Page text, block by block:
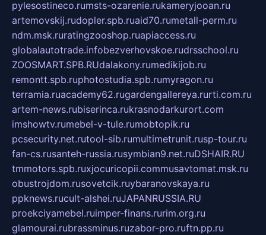
pylesostineco.rumsts-ozarenie.rukameryjooan.ru
artemovskij.rudopler.spb.ruaid70.rumetall-perm.ru
ndm.msk.ruratingzooshop.ruapiaccess.ru
globalautotrade.infobezverhovskoe.rudrsschool.ru
ZOOSMART.SPB.RUdalakony.rumedikijob.ru
remontt.spb.ruphotostudia.spb.rumyragon.ru
terramia.ruacademy62.rugardengallereya.rurti.com.ru
artem-news.rubiserinca.rukrasnodarkurort.com
imshowtv.rumebel-v-tule.rumobtopik.ru
pcsecurity.net.rutool-sib.rumultimetrunit.rusp-tour.ru
fan-cs.rusanteh-russia.rusymbian9.net.ruDSHAIR.RU
tmmotors.spb.ruxjocuricopii.commusavtomat.msk.ru
obustrojdom.rusovetcik.ruybaranovskaya.ru
ppknews.rucult-alshei.ruJAPANRUSSIA.RU
proekciyamebel.ruimper-finans.rurim.org.ru
glamourai.rubrassminus.ruzabor-pro.ruftn.pp.ru